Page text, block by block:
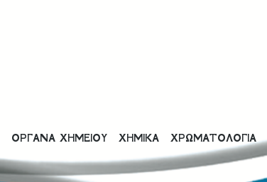
ΟΡΓΑΝΑ ΧΗΜΕΙΟΥ ΧΗΜΙΚΑ ΧΡΩΜΑΤΟΛΟΓΙΑ